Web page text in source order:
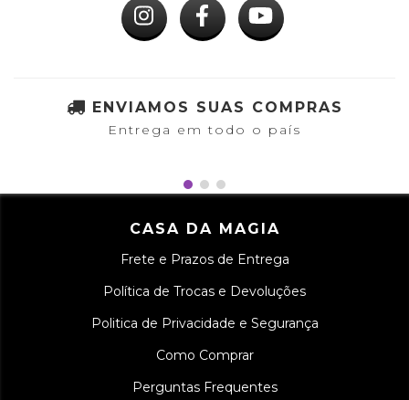
ENVIAMOS SUAS COMPRAS
Entrega em todo o país
CASA DA MAGIA
Frete e Prazos de Entrega
Política de Trocas e Devoluções
Politica de Privacidade e Segurança
Como Comprar
Perguntas Frequentes